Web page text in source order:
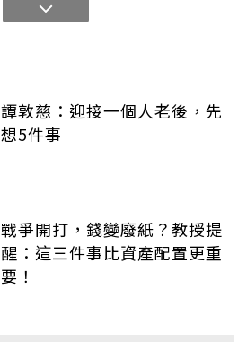
譚敦慈：迎接一個人老後，先
想5件事
戰爭開打，錢變廢紙？教授提
醒：這三件事比資產配置更重
要！